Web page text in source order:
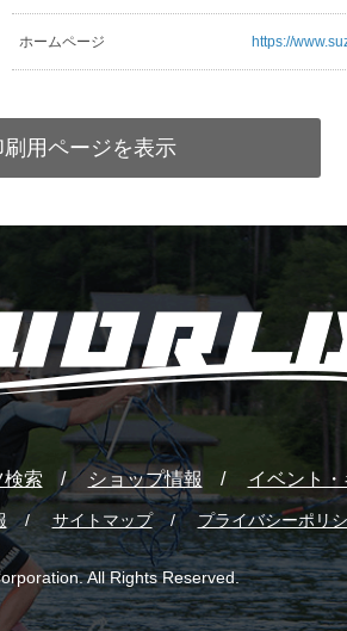
ホームページ https://
刷用ページを表示
検索 ショップ情報 イベント
サイトマップ プライバシーポリ
All Rights Reserved.